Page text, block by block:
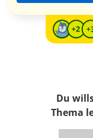
Du
Thema